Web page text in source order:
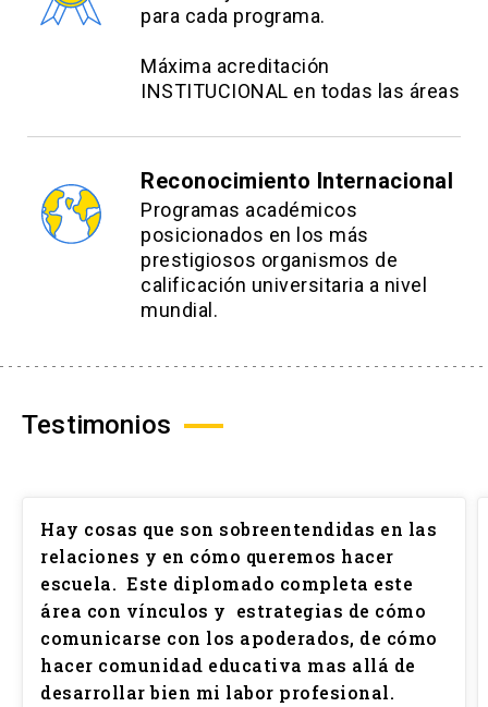
para cada programa.
Máxima acreditación
INSTITUCIONAL en todas las áreas
Reconocimiento Internacional
Programas académicos
posicionados en los más
prestigiosos organismos de
calificación universitaria a nivel
mundial.
Testimonios
Hay cosas que son sobreentendidas en las
relaciones y en cómo queremos hacer
escuela. Este diplomado completa este
área con vínculos y estrategias de cómo
comunicarse con los apoderados, de cómo
hacer comunidad educativa mas allá de
desarrollar bien mi labor profesional.